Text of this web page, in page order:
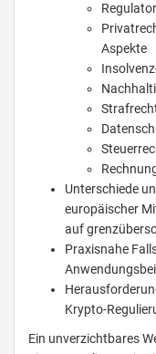
Aspekte
Unterschiede
europäischer
auf
Praxisnahe
Krypto-
Ein unverzichtbares